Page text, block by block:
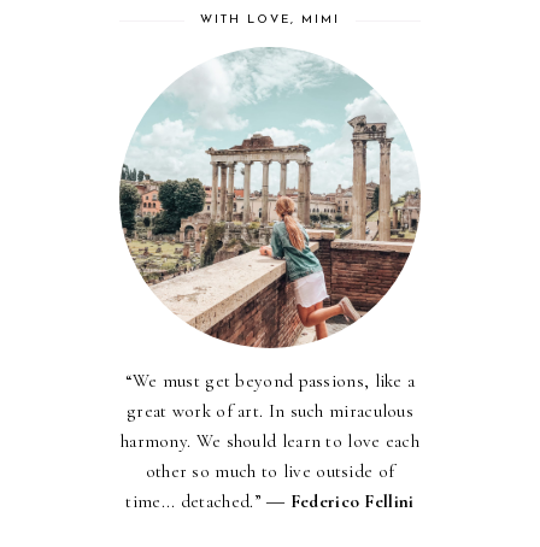
WITH LOVE, MIMI
“We must get beyond passions, like a
great work of art. In such miraculous
harmony. We should learn to love each
other so much to live outside of
time... detached.” ― Federico Fellini